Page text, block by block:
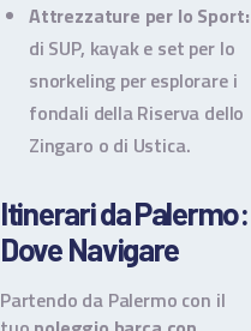
Attrezzature per lo Sport:
di SUP, kayak e set per lo
snorkeling per esplorare i
fondali della Riserva dello
Zingaro o di Ustica.
Itinerari da Palermo:
Dove Navigare
Partendo da Palermo con il